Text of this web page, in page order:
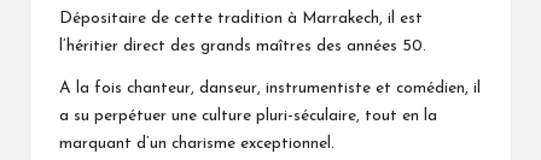
Dépositaire de cette tradition à Marrakech, il est
l’héritier direct des grands maîtres des années 50.
A la fois chanteur, danseur, instrumentiste et comédien, il
a su perpétuer une culture pluri-séculaire, tout en la
marquant d’un charisme exceptionnel.